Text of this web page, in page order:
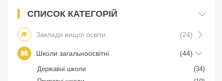
СПИСОК КАТЕГОРІЙ
Заклади вищої освіти (24)
Школи загальноосвітні (44)
Державні школи
(34)